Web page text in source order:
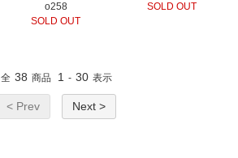
o258
SOLD OUT
SOLD OUT
全 38 商品 1 - 30 表示
< Prev Next >